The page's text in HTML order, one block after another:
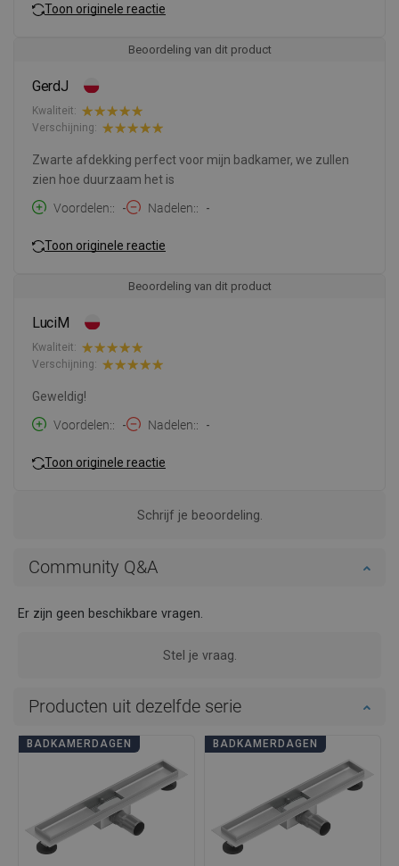
Toon originele reactie
Beoordeling van dit product
GerdJ
Kwaliteit:
Verschijning:
Zwarte afdekking perfect voor mijn badkamer, we zullen
zien hoe duurzaam het is
Voordelen:
- Nadelen: -
Toon originele reactie
Beoordeling van dit product
LuciM
Kwaliteit:
Verschijning:
Geweldig!
Voordelen:
- Nadelen: -
Toon originele reactie
Schrijf je beoordeling.
Community Q&A
Er zijn geen beschikbare vragen.
Stel je vraag.
Producten uit dezelfde serie
BADKAMERDAGEN BADKAMERDAGEN